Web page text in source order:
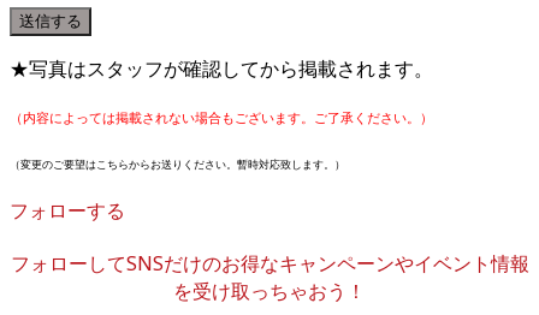
★写真はスタッフが確認してから掲載されます。
（内容によっては掲載されない場合もございます。ご了承ください。）
（変更のご要望はこちらからお送りください。暫時対応致します。）
フォローする
フォローしてSNSだけのお得なキャンペーンやイベント情報
を受け取っちゃおう！